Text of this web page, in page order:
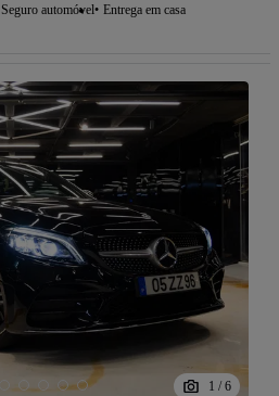
Seguro automóvel Entrega em casa
1 / 6